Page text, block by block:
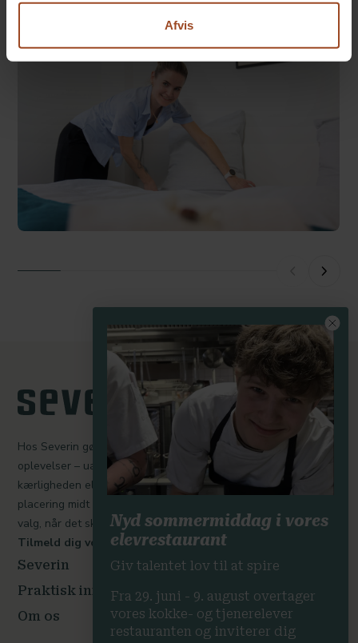
Afvis
Hos Severin gør vi en dyd ud af at skabe mindeværdige
oplevelser – uanset om I er her for at holde møde, fejre
kærligheden eller trække stikket med udsigt til Lillebælt. Vores
placering midt i landet og midt i naturen gør os til et oplagt
valg, når det skal være nemt, personligt og professionelt.
Tilmeld dig vores nyhedsbrev her.
Severin
Praktisk information
Om os
Nyd sommermiddag i vores
elevrestaurant
Giv talentet lov til at spire
Fra 29. juni - 9. august overtager
vores kokke- og tjenerelever
restauranten og inviterer dig